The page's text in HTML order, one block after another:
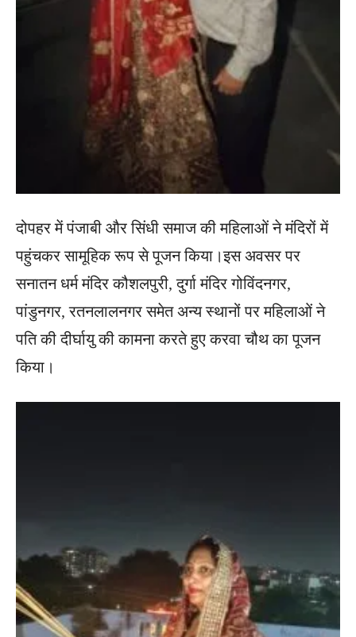
दोपहर में पंजाबी और सिंधी समाज की महिलाओं ने मंदिरों में
पहुंचकर सामूहिक रूप से पूजन किया।इस अवसर पर
सनातन धर्म मंदिर कौशलपुरी, दुर्गा मंदिर गोविंदनगर,
पांडुनगर, रतनलालनगर समेत अन्य स्थानों पर महिलाओं ने
पति की दीर्घायु की कामना करते हुए करवा चौथ का पूजन
किया।